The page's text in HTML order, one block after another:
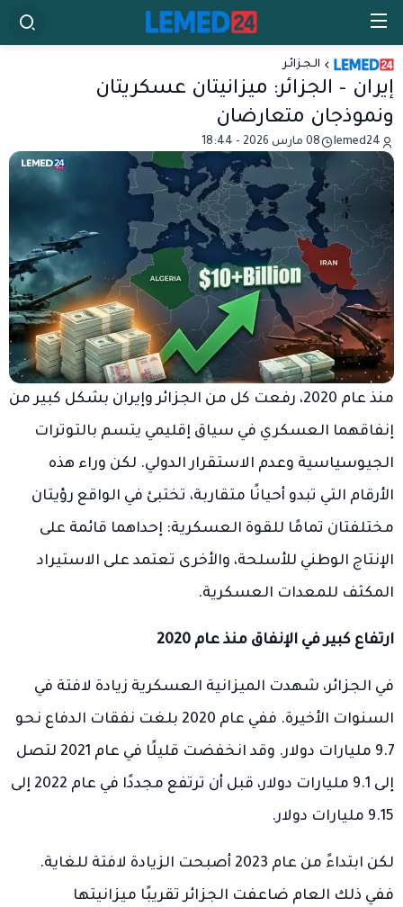
الـجـزائـر
إيران – الجزائر: ميزانيتان عسكريتان
ونموذجان متعارضان
lemed24 08 مارس 2026 - 18:44
منذ عام 2020، رفعت كل من الجزائر وإيران بشكل كبير من
إنفاقهما العسكري في سياق إقليمي يتسم بالتوترات
الجيوسياسية وعدم الاستقرار الدولي. لكن وراء هذه
الأرقام التي تبدو أحيانًا متقاربة، تختبئ في الواقع رؤيتان
مختلفتان تمامًا للقوة العسكرية: إحداهما قائمة على
الإنتاج الوطني للأسلحة، والأخرى تعتمد على الاستيراد
المكثف للمعدات العسكرية.
ارتفاع كبير في الإنفاق منذ عام 2020
في الجزائر، شهدت الميزانية العسكرية زيادة لافتة في
السنوات الأخيرة. ففي عام 2020 بلغت نفقات الدفاع نحو
9.7 مليارات دولار. وقد انخفضت قليلًا في عام 2021 لتصل
إلى 9.1 مليارات دولار، قبل أن ترتفع مجددًا في عام 2022 إلى
9.15 مليارات دولار.
لكن ابتداءً من عام 2023 أصبحت الزيادة لافتة للغاية.
ففي ذلك العام ضاعفت الجزائر تقريبًا ميزانيتها